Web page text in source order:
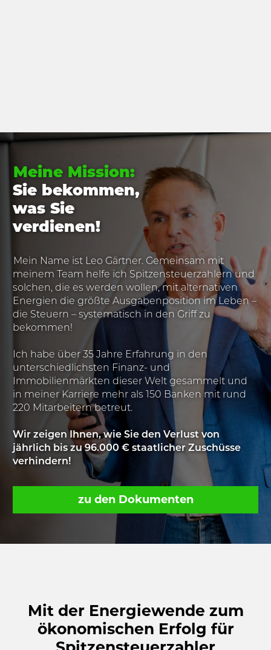
Meine Mission:
Sie bekommen,
was Sie
verdienen!
Mein Name ist Leo Gärtner. Gemeinsam mit
meinem Team helfe ich Spitzensteuerzahlern und
solchen, die es werden wollen, mit alternativen
Energien die größte Ausgabenposition im Leben –
die Steuern – systematisch in den Griff zu
bekommen!
Ich habe über 35 Jahre Erfahrung in den
unterschiedlichsten Finanz- und
Immobilienmärkten dieser Welt gesammelt und
in meiner Karriere mehr als 150 Banken mit rund
220 Mitarbeitern betreut.
Wir zeigen Ihnen, wie Sie den Verlust von
jährlich bis zu 96.000 € staatlicher Zuschüsse
verhindern!
zu den Dokumenten
Mit der Energiewende zum
ökonomischen Erfolg für